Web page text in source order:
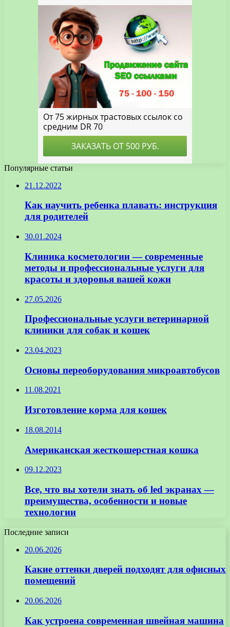
Популярные статьи
21.12.2022
Как научить ребенка плавать: инструкция
для родителей
30.01.2024
Клиника косметологии — современные
методы и профессиональные услуги для
красоты и здоровья вашей кожи
27.05.2026
Профессиональные услуги ветеринарной
клиники для собак и кошек
23.04.2023
Основы переоборудования микроавтобусов
11.08.2021
Изготовление корма для кошек
18.08.2014
Американская жесткошерстная кошка
09.12.2023
Все, что вы хотели знать об led экранах —
преимущества, особенности и новые
технологии
Последние записи
20.06.2026
Какие оттенки дверей подходят для офисных
помещений
20.06.2026
Как устроена современная швейная машина